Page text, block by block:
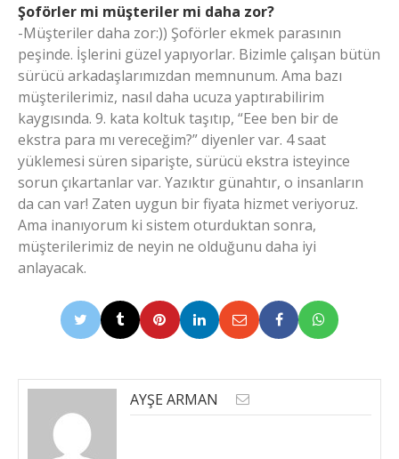
Şoförler mi müşteriler mi daha zor?
-Müşteriler daha zor:)) Şoförler ekmek parasının
peşinde. İşlerini güzel yapıyorlar. Bizimle çalışan bütün
sürücü arkadaşlarımızdan memnunum. Ama bazı
müşterilerimiz, nasıl daha ucuza yaptırabilirim
kaygısında. 9. kata koltuk taşıtıp, “Eee ben bir de
ekstra para mı vereceğim?” diyenler var. 4 saat
yüklemesi süren siparişte, sürücü ekstra isteyince
sorun çıkartanlar var. Yazıktır günahtır, o insanların
da can var! Zaten uygun bir fiyata hizmet veriyoruz.
Ama inanıyorum ki sistem oturduktan sonra,
müşterilerimiz de neyin ne olduğunu daha iyi
anlayacak.
AYŞE ARMAN